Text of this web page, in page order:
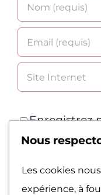
Enregistrez
Web dans ce
prochaine fois
Nous
Les cookies
expérience, à